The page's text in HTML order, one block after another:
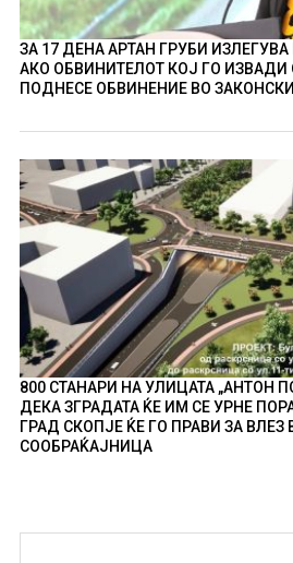
ЗА 17 ДЕНА АРТАН ГРУБИ
АКО ОБВИНИТЕЛОТ КОЈ ГО
ПОДНЕСЕ ОБВИНЕНИЕ ВО
800 СТАНАРИ НА УЛИЦАТА „АНТОН
ДЕКА ЗГРАДАТА ЌЕ ИМ СЕ УРНЕ
ГРАД СКОПЈЕ ЌЕ ГО ПРАВИ ЗА
СООБРАЌАЈНИЦА